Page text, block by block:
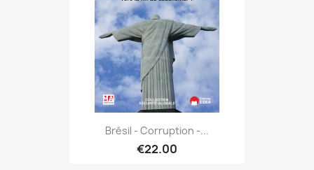
Brésil - Corruption -...
€22.00